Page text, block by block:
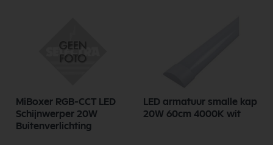
MiBoxer RGB-CCT LED
Schijnwerper 20W
Buitenverlichting
LED armatuur smalle kap
20W 60cm 4000K wit